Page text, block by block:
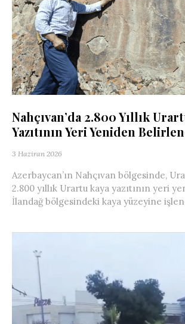
Nahçıvan’da 2.800 Yıllık
Yazıtının Yeri Yeniden
3 Haziran 2026
Azerbaycan’ın Nahçıvan bölgesinde,
2.800 yıllık Urartu kaya yazıtının yeri
İlandağ bölgesindeki kaya yüzeyine